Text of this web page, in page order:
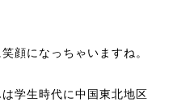
顔になっちゃいますね。
学生時代に中国東北地区